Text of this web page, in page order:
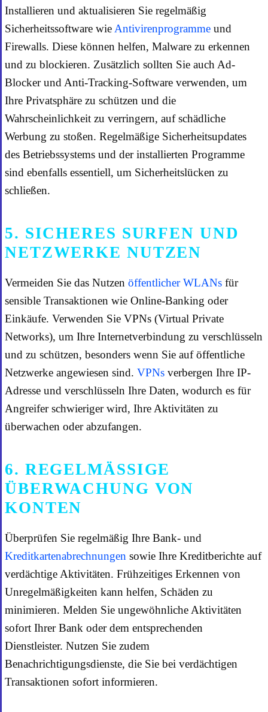
Installieren und aktualisieren Sie regelmäßig
Sicherheitssoftware wieAntivirenprogramme und
Firewalls. Diese können helfen, Malware zu erkennen
und zu blockieren. Zusätzlich sollten Sie auch Ad-
Blocker und Anti-Tracking-Software verwenden, um
Ihre Privatsphäre zu schützen und die
Wahrscheinlichkeit zu verringern, auf schädliche
Werbung zu stoßen. Regelmäßige Sicherheitsupdates
des Betriebssystems und der installierten Programme
sind ebenfalls essentiell, um Sicherheitslücken zu
schließen.
5. SICHERES SURFEN UND
NETZWERKE NUTZEN
Vermeiden Sie das Nutzen öffentlicher WLANs für
sensible Transaktionen wie Online-Banking oder
Einkäufe. Verwenden Sie VPNs (Virtual Private
Networks), um Ihre Internetverbindung zu verschlüsseln
und zu schützen, besonders wenn Sie auf öffentliche
Netzwerke angewiesen sind. VPNs verbergen Ihre IP-
Adresse und verschlüsseln Ihre Daten, wodurch es für
Angreifer schwieriger wird, Ihre Aktivitäten zu
überwachen oder abzufangen.
6. REGELMÄSSIGE Ü
BERWACHUNG VON K
ONTEN
Überprüfen Sie regelmäßig Ihre Bank- und
Kreditkartenabrechnungen sowie Ihre Kreditberichte auf
verdächtige Aktivitäten. Frühzeitiges Erkennen von
Unregelmäßigkeiten kann helfen, Schäden zu
minimieren. Melden Sie ungewöhnliche Aktivitäten
sofort Ihrer Bank oder dem entsprechenden
Dienstleister. Nutzen Sie zudem
Benachrichtigungsdienste, die Sie bei verdächtigen
Transaktionen sofort informieren.